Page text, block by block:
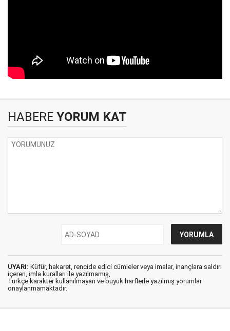
HABERE YORUM KAT
UYARI: Küfür, hakaret, rencide edici cümleler veya imalar, inançlara saldırı
içeren, imla kuralları ile yazılmamış,
Türkçe karakter kullanılmayan ve büyük harflerle yazılmış yorumlar
onaylanmamaktadır.